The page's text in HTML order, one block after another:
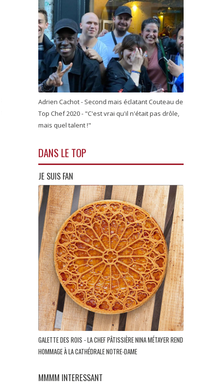
Adrien Cachot - Second mais éclatant Couteau de
Top Chef 2020 - "C'est vrai qu'il n'était pas drôle,
mais quel talent !"
DANS LE TOP
JE SUIS FAN
GALETTE DES ROIS - LA CHEF PÂTISSIÈRE NINA MÉTAYER REND
HOMMAGE À LA CATHÉDRALE NOTRE-DAME
MMMM INTERESSANT